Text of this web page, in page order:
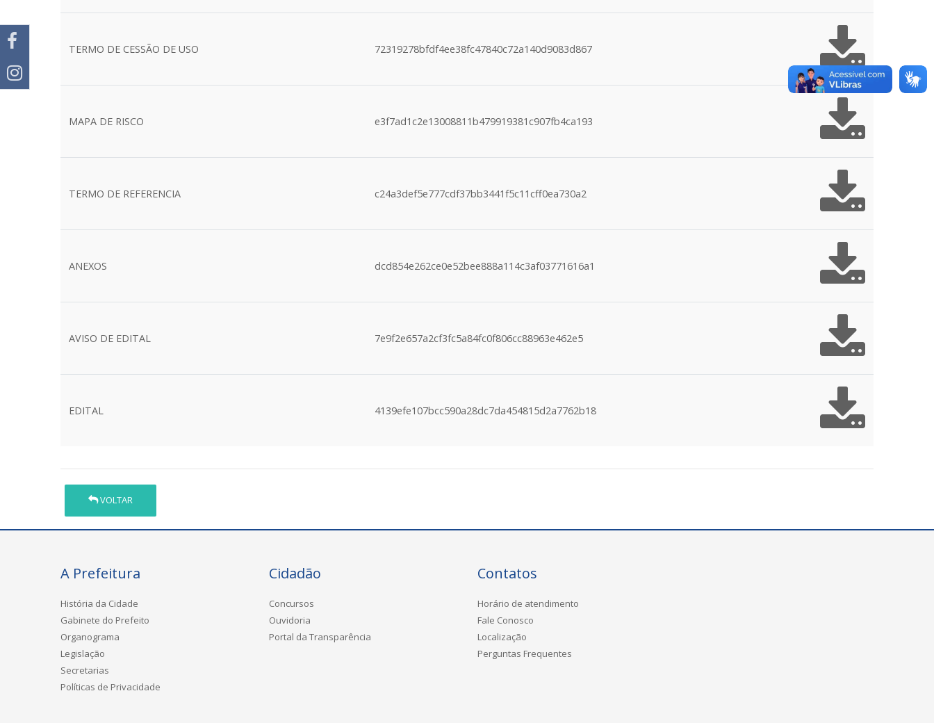
TERMO DE CESSÃO DE USO 72319278bfdf4ee38fc47840c72a140d9083d867
MAPA DE RISCO e3f7ad1c2e13008811b479919381c907fb4ca193
TERMO DE REFERENCIA c24a3def5e777cdf37bb3441f5c11cff0ea730a2
ANEXOS dcd854e262ce0e52bee888a114c3af03771616a1
AVISO DE EDITAL 7e9f2e657a2cf3fc5a84fc0f806cc88963e462e5
EDITAL 4139efe107bcc590a28dc7da454815d2a7762b18
VOLTAR
A Prefeitura
História da Cidade
Gabinete do Prefeito
Organograma
Legislação
Secretarias
Políticas de Privacidade
Cidadão
Concursos
Ouvidoria
Portal da Transparência
Contatos
Horário de atendimento
Fale Conosco
Localização
Perguntas Frequentes